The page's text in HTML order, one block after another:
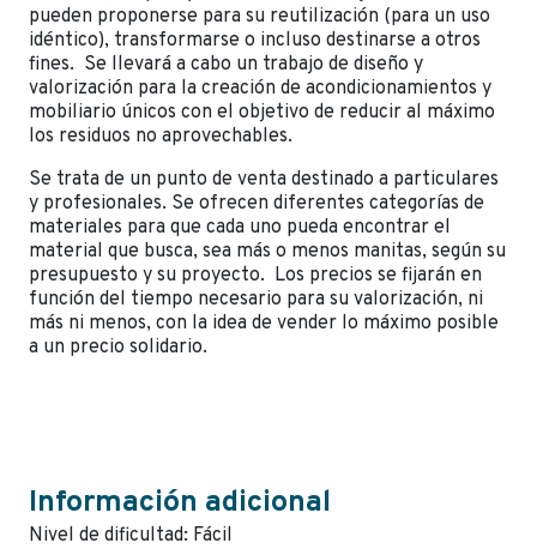
pueden proponerse para su reutilización (para un uso
idéntico), transformarse o incluso destinarse a otros
fines. Se llevará a cabo un trabajo de diseño y
valorización para la creación de acondicionamientos y
mobiliario únicos con el objetivo de reducir al máximo
los residuos no aprovechables.
Se trata de un punto de venta destinado a particulares
y profesionales. Se ofrecen diferentes categorías de
materiales para que cada uno pueda encontrar el
material que busca, sea más o menos manitas, según su
presupuesto y su proyecto. Los precios se fijarán en
función del tiempo necesario para su valorización, ni
más ni menos, con la idea de vender lo máximo posible
a un precio solidario.
Información adicional
Nivel de dificultad: Fácil